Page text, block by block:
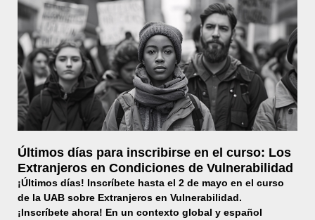
Últimos días para inscribirse en el curso: Los
Extranjeros en Condiciones de Vulnerabilidad
¡Últimos días! Inscríbete hasta el 2 de mayo en el curso
de la UAB sobre Extranjeros en Vulnerabilidad.
¡Inscríbete ahora! En un contexto global y español